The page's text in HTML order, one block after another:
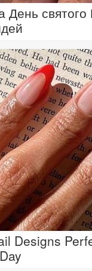
День святого
Designs